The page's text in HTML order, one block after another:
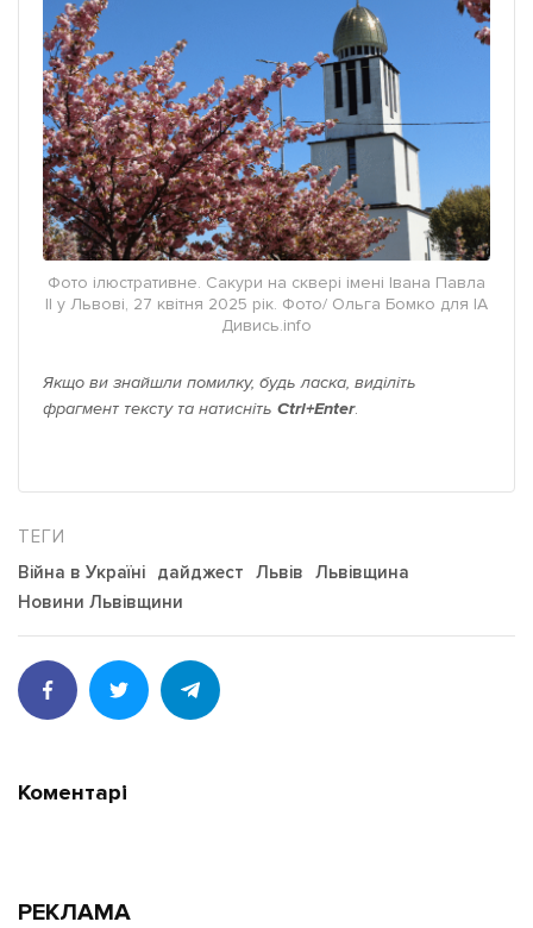
Фото ілюстративне. Сакури на сквері імені Івана Павла
II у Львові, 27 квітня 2025 рік. Фото/ Ольга Бомко для ІА
Дивись.info
Якщо ви знайшли помилку, будь ласка, виділіть
фрагмент тексту та натисніть Ctrl+Enter.
Війна в Україні дайджест Львів
Львівщина
Новини Львівщини
Коментарі
РЕКЛАМА